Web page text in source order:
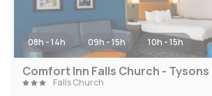
08h - 14h 09h - 15h 10h - 15h
Comfort Inn Falls Church -
Falls Church